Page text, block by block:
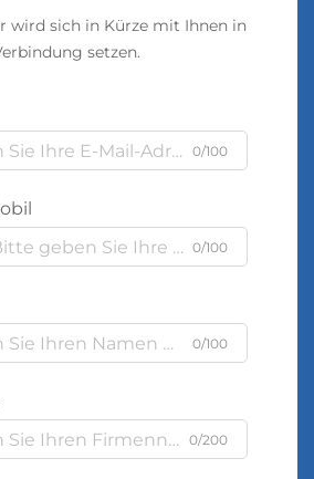
wird sich in Kürze mit Ihnen in
setzen.
0/100
0/100
0/100
0/200